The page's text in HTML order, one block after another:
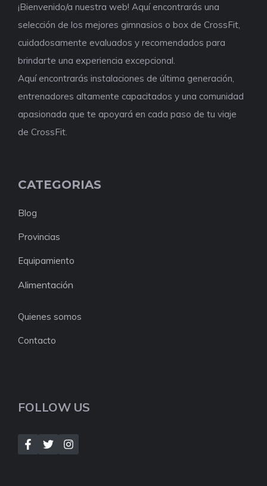
¡Bienvenido/a nuestra web! Aquí encontrarás una
selección de los mejores gimnasios o box de CrossFit,
cuidadosamente evaluados y recomendados para
brindarte una experiencia excepcional.
Aquí encontrarás instalaciones de última generación,
entrenadores altamente capacitados y una comunidad
apasionada que te apoyará en cada paso de tu viaje
de CrossFit.
CATEGORIAS
Blog
Provincias
Equipamiento
Alimentación
Quienes somos
Contacto
FOLLOW US